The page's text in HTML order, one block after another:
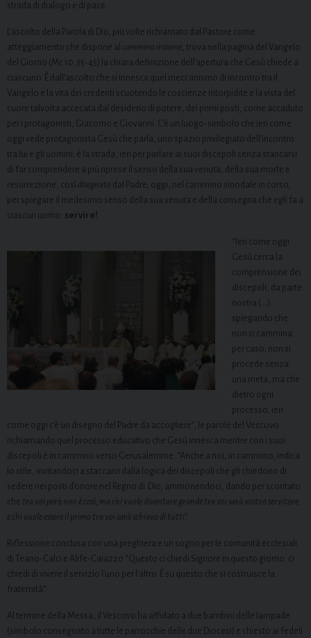
strada di dialogo e di pace.
L’ascolto della Parola di Dio, più volte richiamato dal Pastore come
atteggiamento che dispone al
cammino insieme , trova nella pagina del Vangelo
del Giorno (Mc 10,35-45) la chiara definizione dell’apertura che Gesù chiede a
ciascuno. È dall’ascolto che si innesca quel meccanismo di incontro tra il
Vangelo e la vita dei credenti scuotendo le coscienze intorpidite e la vista del
cuore talvolta accecata dal desiderio di potere, dei primi posti, come accaduto
per i protagonisti, Giacomo e Giovanni. C’è un luogo-simbolo che ieri come
oggi vede protagonista Gesù che parla, uno spazio privilegiato dell’incontro
tra lui e gli uomini: è la strada, ieri per parlare ai suoi discepoli senza stancarsi
di far comprendere a più riprese il senso della sua venuta, della sua morte e
resurrezione, così
disegnato dal Padre; oggi, nel cammino sinodale in corso,
per spiegare il medesimo senso della sua venuta e della consegna che egli fa a
ciascun uomo: servire!
“Ieri come oggi
Gesù cerca la
comprensione dei
discepoli, da parte
nostra (…)
spiegando che
non si cammina
per caso, non si
procede senza
una meta, ma che
dietro ogni
processo, ieri
come oggi c’è un disegno del Padre da accogliere”, le parole del Vescovo
richiamando quel processo educativo che Gesù innesca mentre con i suoi
discepoli è in cammino verso Gerusalemme: “Anche a noi, in cammino, indica
lo stile, invitandoci a staccarci dalla logica dei discepoli che gli chiedono di
sedere nei posti d’onore nel Regno di Dio, ammonendoci, dando per scontato
che tra voi però non è così; ma chi vuole diventare grande tra voi sarà vostro servitore,
e chi vuole essere il primo tra voi sarà schiavo di tutti”.
Riflessione conclusa con una preghiera e un sogno per le comunità ecclesiali
di Teano-Calci e Alife-Caiazzo “Questo ci chiedi Signore in questo giorno: ci
chiedi di vivere il servizio l’uno per l’altro. È su questo che si costruisce la
fraternità”.
Al termine della Messa, il Vescovo ha affidato a due bambini delle lampade
(simbolo consegnato a tutte le parrocchie delle due Diocesi) e chiesto ai fedeli